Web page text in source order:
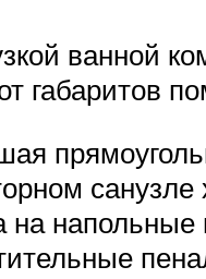
ванной
габаритов
санузле
на